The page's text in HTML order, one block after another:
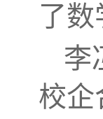
了
李
校企